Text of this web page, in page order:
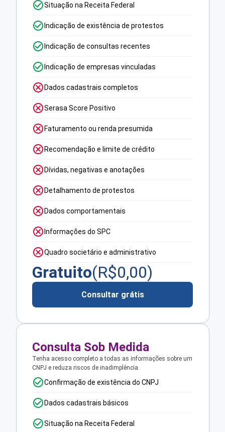
Situação na Receita Federal
Indicação de existência de protestos
Indicação de consultas recentes
Indicação de empresas vinculadas
Dados cadastrais completos
Serasa Score Positivo
Faturamento ou renda presumida
Recomendação e limite de crédito
Dívidas, negativas e anotações
Detalhamento de protestos
Dados comportamentais
Informações do SPC
Quadro societário e administrativo
Gratuito(R$0,00)
Consultar grátis
Consulta Sob Medida
Tenha acesso completo a todas as informações sobre um
CNPJ e reduza riscos de inadimplência.
Confirmação de existência do CNPJ
Dados cadastrais básicos
Situação na Receita Federal